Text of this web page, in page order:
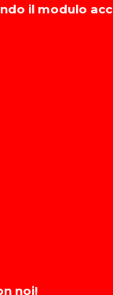
il modulo
noi!